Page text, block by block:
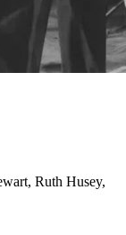
Ruth Husey,